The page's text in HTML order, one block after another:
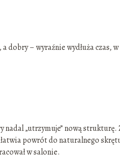
dobry – wyraźnie wydłuża czas, w
nadal „utrzymuje” nową strukturę.
powrót do naturalnego
w salonie.